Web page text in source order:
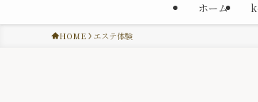
ホーム
HOME エステ体験